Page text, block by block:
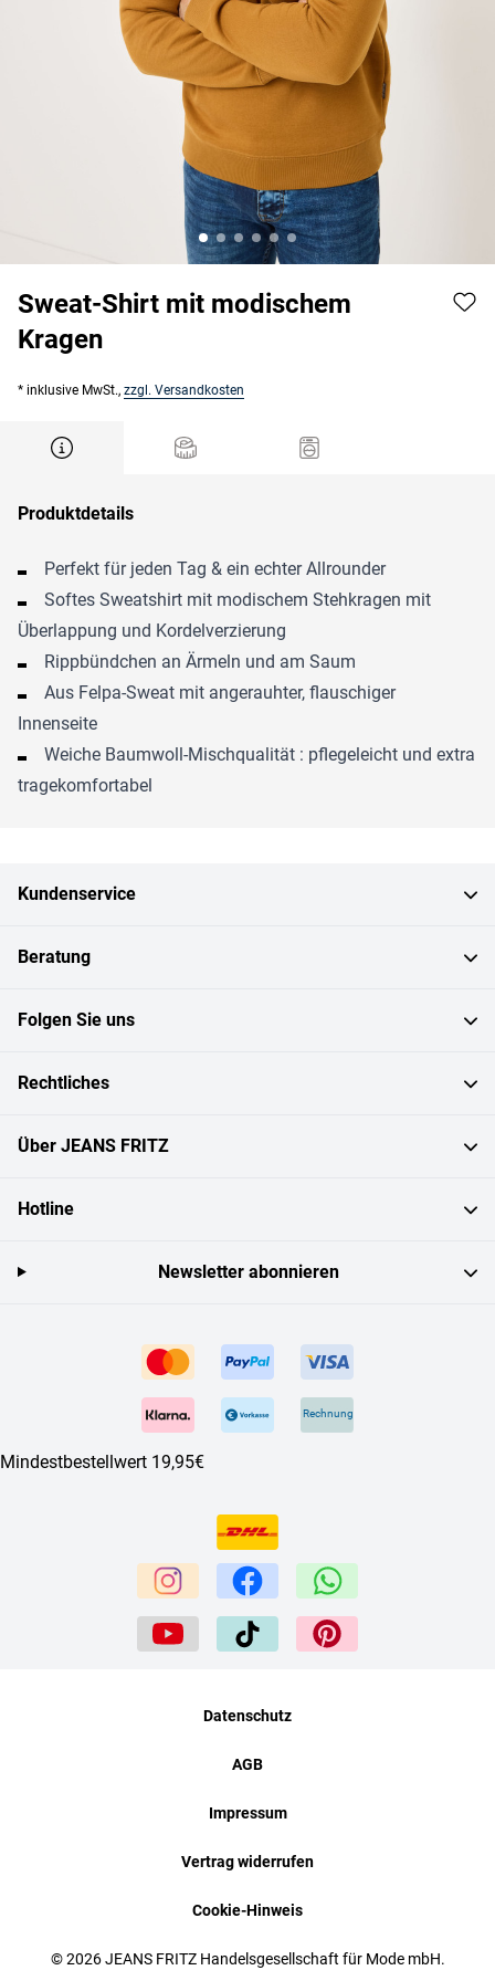
Sweat-Shirt mit modischem
Kragen
* inklusive MwSt., zzgl. Versandkosten
Produktdetails
Perfekt für jeden Tag & ein echter Allrounder
Softes Sweatshirt mit modischem Stehkragen mit
Überlappung und Kordelverzierung
Rippbündchen an Ärmeln und am Saum
Aus Felpa-Sweat mit angerauhter, flauschiger
Innenseite
Weiche Baumwoll-Mischqualität : pflegeleicht und extra
tragekomfortabel
Kundenservice
Beratung
Folgen Sie uns
Rechtliches
Über JEANS FRITZ
Hotline
Rechnung
Mindestbestellwert 19,95€
Newsletter abonnieren
© 2026 JEANS FRITZ Handelsgesellschaft für Mode mbH.
Datenschutz
AGB
Impressum
Vertrag widerrufen
Cookie-Hinweis